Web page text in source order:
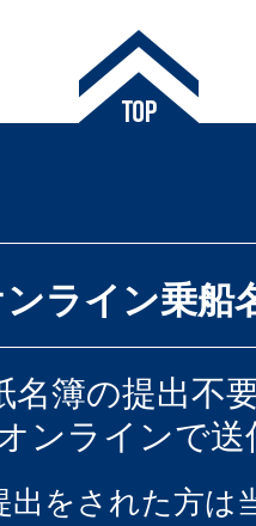
ライン乗船
名簿の提出不
ンラインで
をされた方は